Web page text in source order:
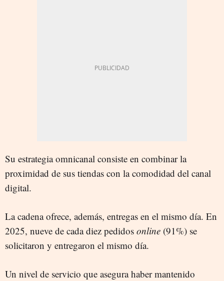
Su estrategia omnicanal consiste en combinar la
proximidad de sus tiendas con la comodidad del canal
digital.
La cadena ofrece, además, entregas en el mismo día. En
2025, nueve de cada diez pedidos online (91%) se
solicitaron y entregaron el mismo día.
Un nivel de servicio que asegura haber mantenido